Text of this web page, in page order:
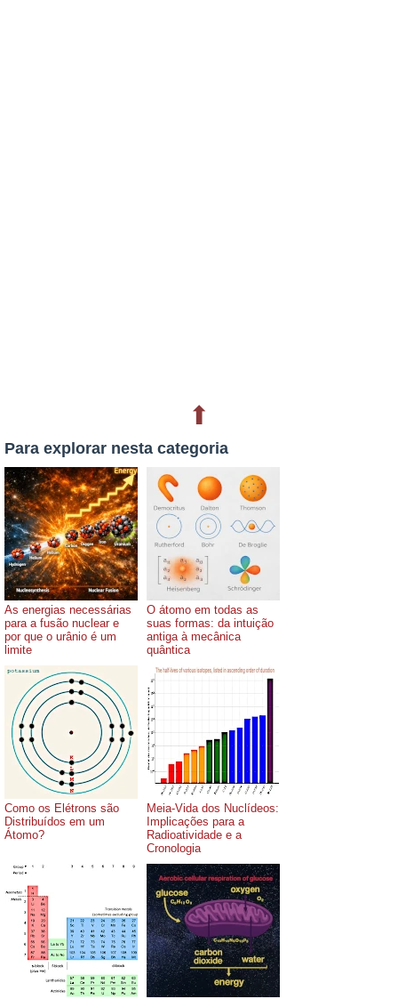
⬆
Para explorar nesta categoria
As energias necessárias
para a fusão nuclear e
por que o urânio é um
limite
O átomo em todas as
suas formas: da intuição
antiga à mecânica
quântica
Como os Elétrons são
Distribuídos em um
Átomo?
Meia-Vida dos Nuclídeos:
Implicações para a
Radioatividade e a
Cronologia